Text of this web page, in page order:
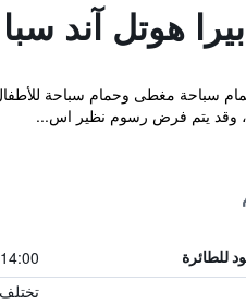
هوتل آند
سباحة مغطى وحمام سباحة للأطفال.
وقد يتم فرض رسوم نظير اس...
للطائرة 14:00